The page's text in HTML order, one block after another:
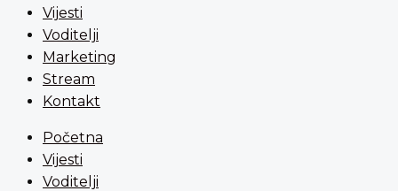
Vijesti
Voditelji
Marketing
Stream
Kontakt
Početna
Vijesti
Voditelji